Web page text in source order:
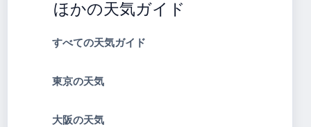
ほかの天気ガイド
すべての天気ガイド
東京の天気
大阪の天気